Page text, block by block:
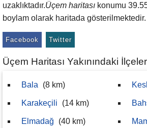
uzaklıktadır.Üçem haritası konumu
boylam olarak haritada gösterilmektedir.
Facebook Twitter
Üçem Haritası Yakınındaki İlçeler
Bala (8 km)
Karakeçili (14 km)
Elmadağ (40 km)